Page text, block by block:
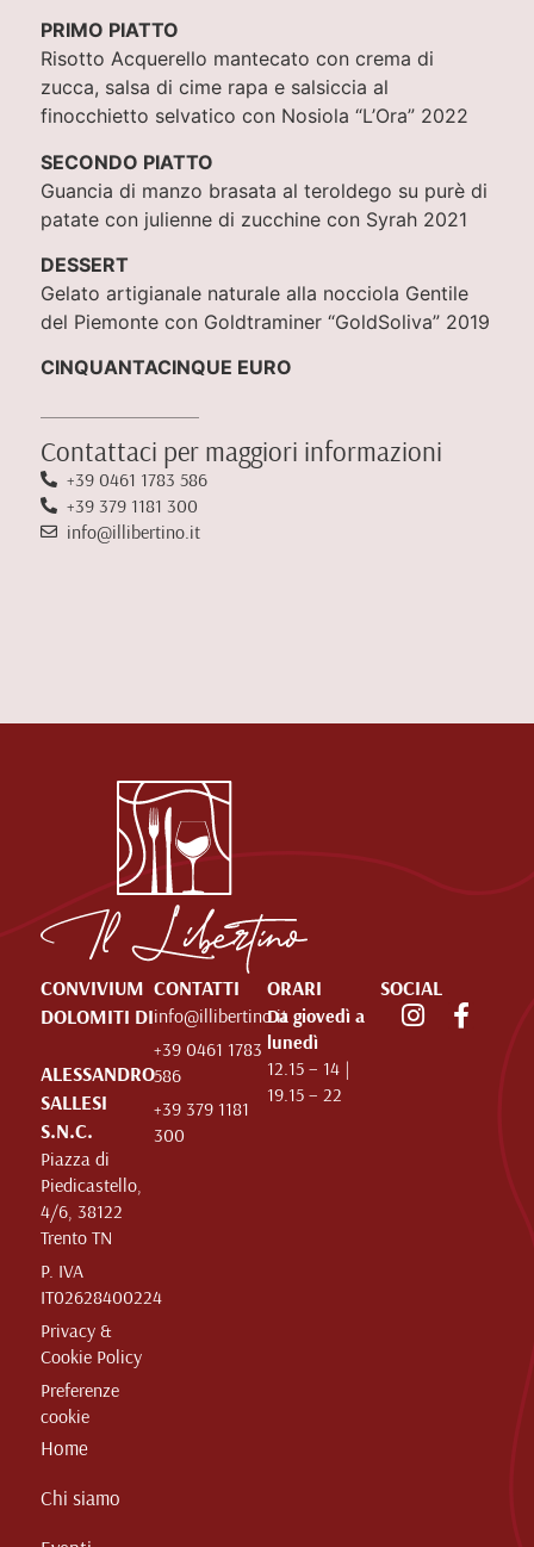
PRIMO PIATTO
Risotto Acquerello mantecato con crema di
zucca, salsa di cime rapa e salsiccia al
finocchietto selvatico con Nosiola “L’Ora” 2022
SECONDO PIATTO
Guancia di manzo brasata al teroldego su purè di
patate con julienne di zucchine con Syrah 2021
DESSERT
Gelato artigianale naturale alla nocciola Gentile
del Piemonte con Goldtraminer “GoldSoliva” 2019
CINQUANTACINQUE EURO
Contattaci per maggiori informazioni
+39 0461 1783 586
+39 379 1181 300
info@illibertino.it
CONVIVIUM
DOLOMITI DI
ALESSANDRO
SALLESI
S.N.C.
Piazza di
Piedicastello,
4/6, 38122
Trento TN
P. IVA
IT02628400224
Privacy &
Cookie Policy
Preferenze
cookie
CONTATTI
info@illibertino.it
+39 0461 1783
586
+39 379 1181
300
ORARI
Da giovedì a
lunedì
12.15 – 14 |
19.15 – 22
SOCIAL
Home
Chi siamo